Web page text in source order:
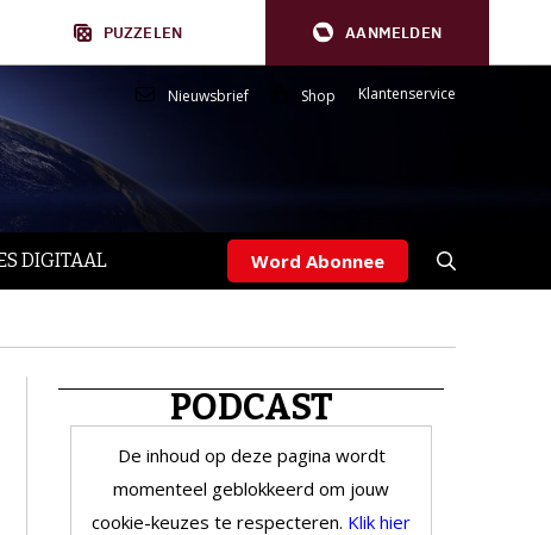
PUZZELEN AANMELDEN
Nieuwsbrief Shop Klantenservice
DIGITAAL Word Abonnee
PODCAST
De inhoud op deze pagina wordt
momenteel geblokkeerd om jouw
cookie-keuzes te respecteren. Klik hier